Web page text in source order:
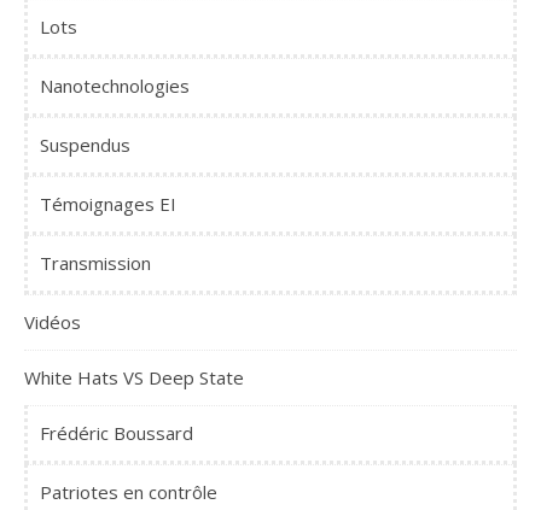
Lots
Nanotechnologies
Suspendus
Témoignages EI
Transmission
Vidéos
White Hats VS Deep State
Frédéric Boussard
Patriotes en contrôle